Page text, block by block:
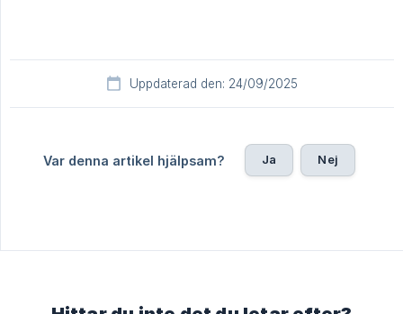
Uppdaterad den: 24/09/2025
Var denna artikel hjälpsam? Ja Nej